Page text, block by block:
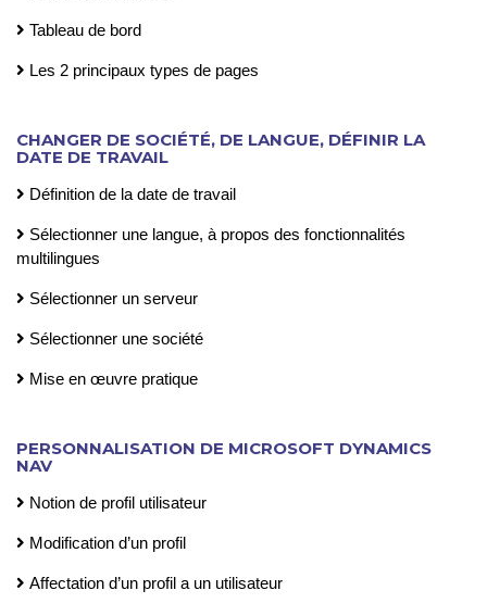
Tableau de bord
Les 2 principaux types de pages
CHANGER DE SOCIÉTÉ, DE LANGUE, DÉFINIR LA
DATE DE TRAVAIL
Définition de la date de travail
Sélectionner une langue, à propos des fonctionnalités
multilingues
Sélectionner un serveur
Sélectionner une société
Mise en œuvre pratique
PERSONNALISATION DE MICROSOFT DYNAMICS
NAV
Notion de profil utilisateur
Modification d’un profil
Affectation d’un profil a un utilisateur